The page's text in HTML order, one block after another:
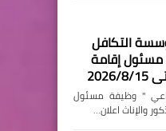
التكافل
إقامة
15
" وظيفة مسئول